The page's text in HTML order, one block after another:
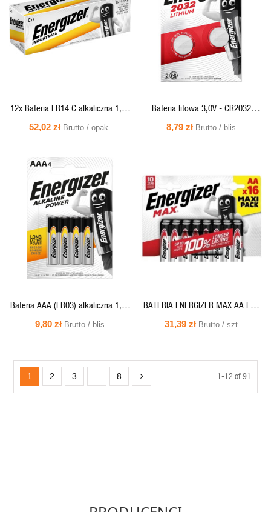
PODGLĄD
12x Bateria LR14 C alkaliczna 1,5V
- INDUSTRIAL Energizer
52,02 zł Brutto / opak.
PODGLĄD
Bateria litowa 3,0V - CR2032
Energizer (cena za 2 szt.)
8,79 zł Brutto / blis
SZYBKI
PODGLĄD
Bateria AAA (LR03) alkaliczna 1,5V
- ALKALINE POWER E92 Energizer
9,80 zł Brutto / blis
SZYBKI
PODGLĄD
BATERIA ENERGIZER MAX AA LR6
/16 eco
31,39 zł Brutto / szt
1 2 3 … 8 1-12 of 91